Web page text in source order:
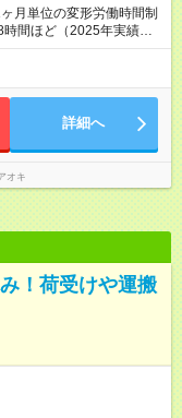
なく役職に就いた時点で
が入社3年目で店長に就い
月単位の変形労働時間制
間ほど（2025年実績）
勤務時間は店舗により異
時間以内） ★残業は月
：8
遅番：13時～22時
詳細へ
オキ
！荷受けや運搬